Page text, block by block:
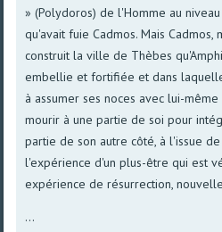
» (Polydoros) de l'Homme au
qu'avait fuie Cadmos. Mais
construit la ville de Thèbes
embellie et fortifiée et dans
à assumer ses noces avec lui-
mourir à une partie de soi pour
partie de son autre côté, à l'issue
l'expérience d'un plus-être qui est
expérience de résurrection,
...